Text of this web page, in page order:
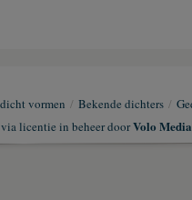
vormen / Bekende dichters /
licentie in beheer doorVolo